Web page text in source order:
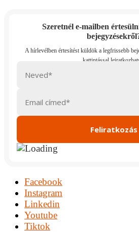
Szeretnél e-mailben
Facebook
Instagram
Linkedin
Youtube
Tiktok